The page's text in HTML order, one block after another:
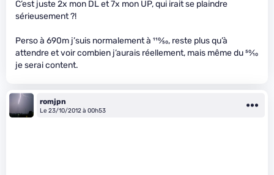
C’est juste 2x mon DL et 7x mon UP, qui irait se plaindre
sérieusement ?!
Perso à 690m j’suis normalement à 110⁄50, reste plus qu’à
attendre et voir combien j’aurais réellement, mais même du50⁄10
je serai content.
romjpn
Le 23/10/2012 à 00h53